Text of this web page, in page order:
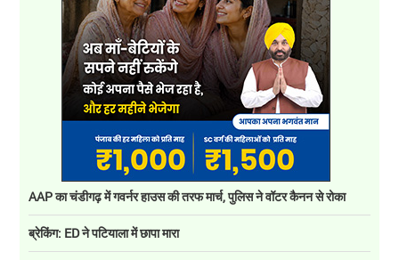
AAP का चंडीगढ़ में गवर्नर हाउस की तरफ मार्च, पुलिस ने वॉटर कैनन से रोका
ब्रेकिंग: ED ने पटियाला में छापा मारा